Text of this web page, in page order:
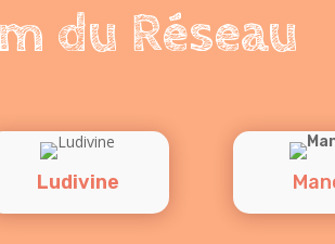
du Réseau
Ludivine